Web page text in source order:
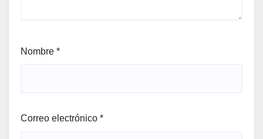
Nombre *
Correo electrónico *